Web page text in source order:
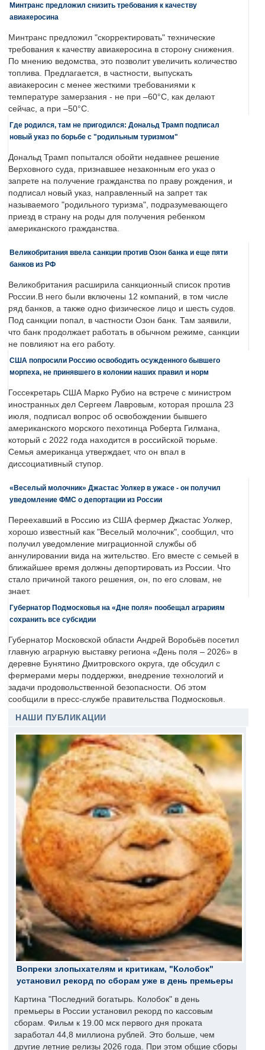
Минтранс предложил снизить требования к качеству
авиакеросина
Минтранс предложил "скорректировать" технические
требования к качеству авиакеросина в сторону снижения.
По мнению ведомства, это позволит увеличить количество
топлива. Предлагается, в частности, выпускать
авиакеросин с менее жесткими требованиями к
температуре замерзания - не при –60°C, как делают
сейчас, а при –50°C.
Где родился, там не пригодился: Дональд Трамп подписал
новый указ по борьбе с "родильным туризмом"
Дональд Трамп попытался обойти недавнее решение
Верховного суда, признавшее незаконным его указ о
запрете на получение гражданства по праву рождения, и
подписал новый указ, направленный на запрет так
называемого "родильного туризма", подразумевающего
приезд в страну на роды для получения ребенком
американского гражданства.
Великобритания ввела санкции против Озон банка и еще пяти
банков из РФ
Великобритания расширила санкционный список против
России.В него были включены 12 компаний, в том числе
ряд банков, а также одно физическое лицо и шесть судов.
Под санкции попал, в частности Озон банк. Там заявили,
что банк продолжает работать в обычном режиме, санкции
не повлияют на его работу.
США попросили Россию освободить осужденного бывшего
морпеха, не принявшего в колонии наших правил и норм
Госсекретарь США Марко Рубио на встрече с министром
иностранных дел Сергеем Лавровым, которая прошла 23
июля, подписал вопрос об освобождении бывшего
американского морского пехотинца Роберта Гилмана,
который с 2022 года находится в российской тюрьме.
Семья американца утверждает, что он впал в
диссоциативный ступор.
«Веселый молочник» Джастас Уолкер в ужасе - он получил
уведомление ФМС о депортации из России
Переехавший в Россию из США фермер Джастас Уолкер,
хорошо известный как "Веселый молочник", сообщил, что
получил уведомление миграционной службы об
аннулировании вида на жительство. Его вместе с семьей в
ближайшее время должны депортировать из России. Что
стало причиной такого решения, он, по его словам, не
знает.
Губернатор Подмосковья на «Дне поля» пообещал аграриям
сохранить все субсидии
Губернатор Московской области Андрей Воробьёв посетил
главную аграрную выставку региона «День поля – 2026» в
деревне Бунятино Дмитровского округа, где обсудил с
фермерами меры поддержки, внедрение технологий и
задачи продовольственной безопасности. Об этом
сообщили в пресс-службе правительства Подмосковья.
НАШИ ПУБЛИКАЦИИ
Вопреки злопыхателям и критикам, "Колобок"
установил рекорд по сборам уже в день премьеры
Картина "Последний богатырь. Колобок" в день
премьеры в России установил рекорд по кассовым
сборам. Фильм к 19.00 мск первого дня проката
заработал 44,8 миллиона рублей. Это больше, чем
другие летние релизы 2026 года. При этом общие сборы